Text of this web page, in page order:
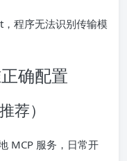
程序无法识别传输模
确配置
荐）
MCP 服务，日常开